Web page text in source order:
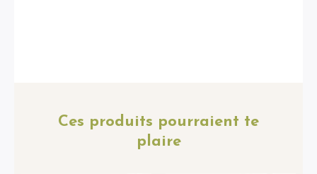
Ces produits pourraient te
plaire